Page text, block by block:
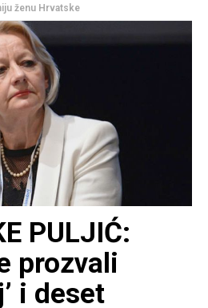
ženu Hrvatske
PULJIĆ:
prozvali
i deset